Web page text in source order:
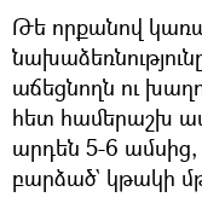
Թե որքանով
աճեցնողն ու
հետ համերաշխ
արդեն 5-6 ամսից,
բարձած` կթակի